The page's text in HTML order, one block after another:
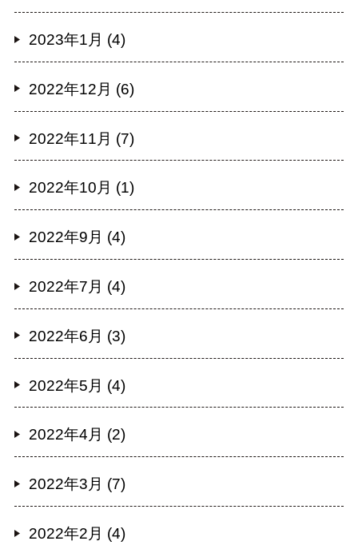
2023年1月 (4)
2022年12月 (6)
2022年11月 (7)
2022年10月 (1)
2022年9月 (4)
2022年7月 (4)
2022年6月 (3)
2022年5月 (4)
2022年4月 (2)
2022年3月 (7)
2022年2月 (4)